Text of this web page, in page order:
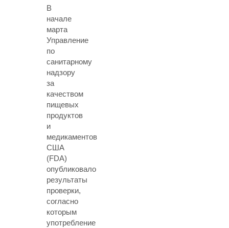
В
начале
марта
Управление
по
санитарному
надзору
за
качеством
пищевых
продуктов
и
медикаментов
США
(FDA)
опубликовало
результаты
проверки,
согласно
которым
употребление